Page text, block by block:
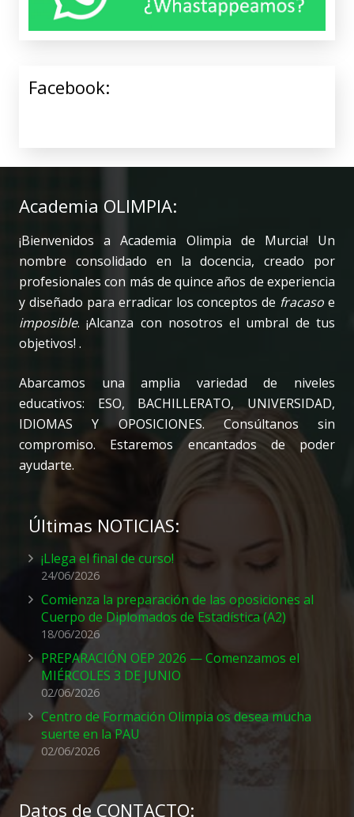
Facebook:
Academia OLIMPIA:
¡Bienvenidos a Academia Olimpia de Murcia! Un
nombre consolidado en la docencia, creado por
profesionales con más de quince años de experiencia
y diseñado para erradicar los conceptos de fracaso e
imposible. ¡Alcanza con nosotros el umbral de tus
objetivos! .
Abarcamos una amplia variedad de niveles
educativos: ESO, BACHILLERATO, UNIVERSIDAD,
IDIOMAS Y OPOSICIONES. Consúltanos sin
compromiso. Estaremos encantados de poder
ayudarte.
Últimas NOTICIAS:
¡Llega el final de curso!
24/06/2026
Comienza la preparación de las oposiciones al
Cuerpo de Diplomados de Estadística (A2)
18/06/2026
PREPARACIÓN OEP 2026 — Comenzamos el
MIÉRCOLES 3 DE JUNIO
02/06/2026
Centro de Formación Olimpia os desea mucha
suerte en la PAU
02/06/2026
Datos de CONTACTO: